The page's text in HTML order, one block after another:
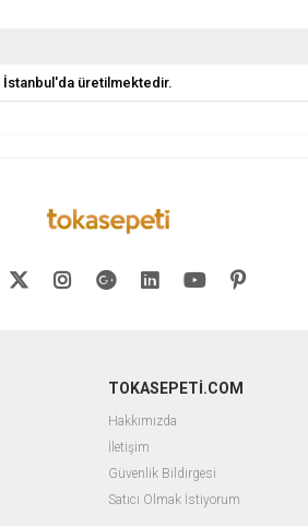
üretilmektedir.
TOKASEPETİ.COM
Hakkımızda
İletişim
Güvenlik Bildirgesi
Satıcı Olmak İstiyorum